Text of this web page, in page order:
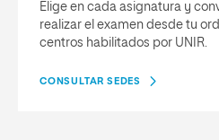
Elige en cada asignatura y
realizar el examen desde tu
centros habilitados por UNIR.
CONSULTAR SEDES